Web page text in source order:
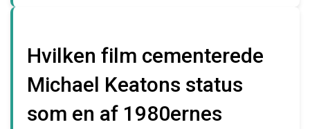
Hvilken film cementerede
Michael Keatons status
som en af 1980ernes